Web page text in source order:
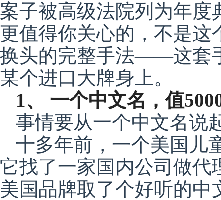
案子被高级法院列为年度
更值得你关心的，不是这
换头的完整手法——这套
某个进口大牌身上。
1、 一个中文名，值
事情要从一个中文名说
十多年前，一个美国儿
它找了一家国内公司做代
美国品牌取了个好听的